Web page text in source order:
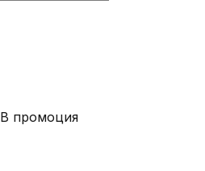
В промоция